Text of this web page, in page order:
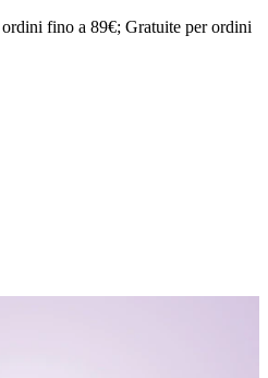
ordini fino a 89€; Gratuite perordini